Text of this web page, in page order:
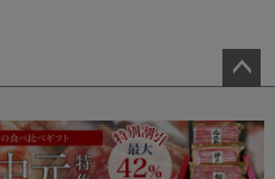
ジト
ップ